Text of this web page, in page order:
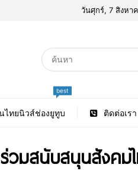
วันศุกร์, 7 สิงหา
ไทยนิวส์ช่องยูทูบ
best
ติดต่อเรา
วมสนับสนุนสังคม